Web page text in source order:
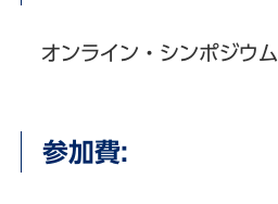
オンライン・シンポジウム
参加費: